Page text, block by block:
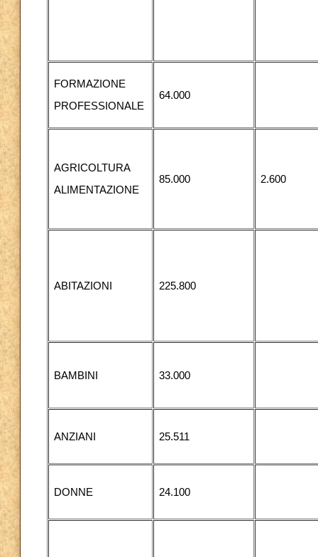
FORMAZIONE
PROFESSIONALE
64.000
AGRICOLTURA
ALIMENTAZIONE
85.000 2.600
ABITAZIONI 225.800
BAMBINI 33.000
ANZIANI 25.511
DONNE 24.100